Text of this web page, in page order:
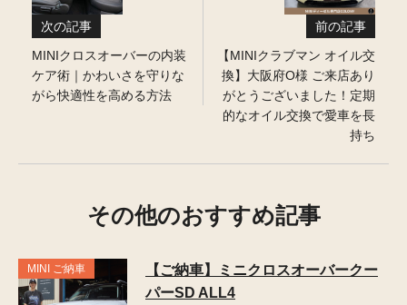
次の記事
MINIクロスオーバーの内装
ケア術｜かわいさを守りな
がら快適性を高める方法
前の記事
【MINIクラブマン オイル交
換】大阪府O様 ご来店あり
がとうございました！定期
的なオイル交換で愛車を長
持ち
その他のおすすめ記事
MINI ご納車
【ご納車】ミニクロスオーバークー
パーSD ALL4